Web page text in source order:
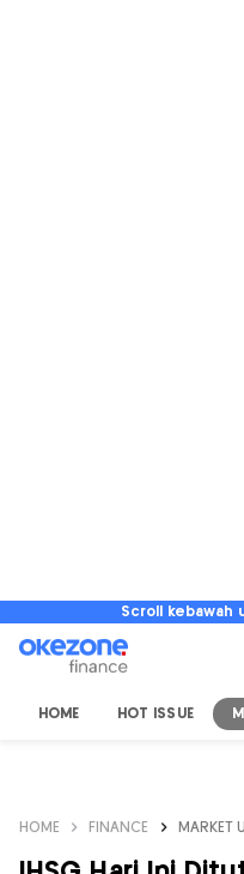
Scroll kebawah
HOME HOT ISSUE
HOME FINANCE MARKET